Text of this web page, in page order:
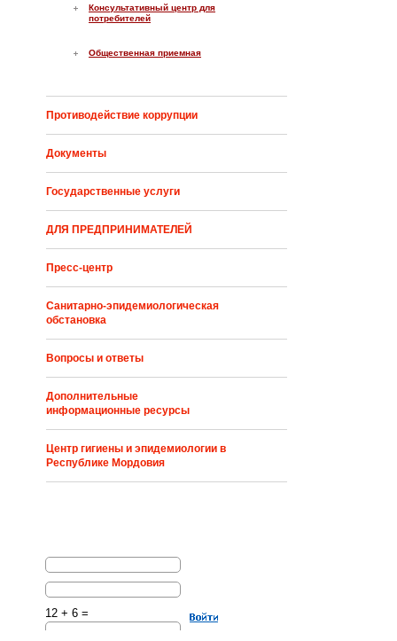
Консультативный центр для
потребителей
Общественная приемная
Противодействие коррупции
Документы
Государственные услуги
ДЛЯ ПРЕДПРИНИМАТЕЛЕЙ
Пресс-центр
Санитарно-эпидемиологическая
обстановка
Вопросы и ответы
Дополнительные
информационные ресурсы
Центр гигиены и эпидемиологии в
Республике Мордовия
12 + 6 =